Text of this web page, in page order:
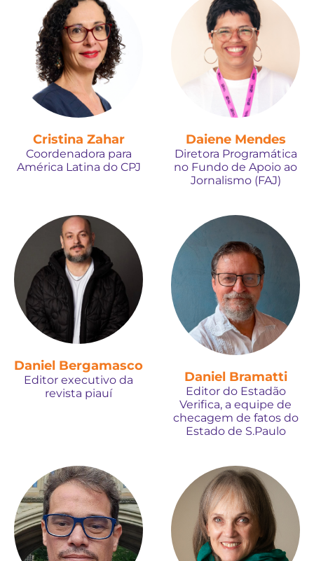
Cristina Zahar
Coordenadora para
América Latina do CPJ
Daiene Mendes
Diretora Programática
no Fundo de Apoio ao
Jornalismo (FAJ)
Daniel Bergamasco
Editor executivo da
revista piauí
Daniel Bramatti
Editor do Estadão
Verifica, a equipe de
checagem de fatos do
Estado de S.Paulo